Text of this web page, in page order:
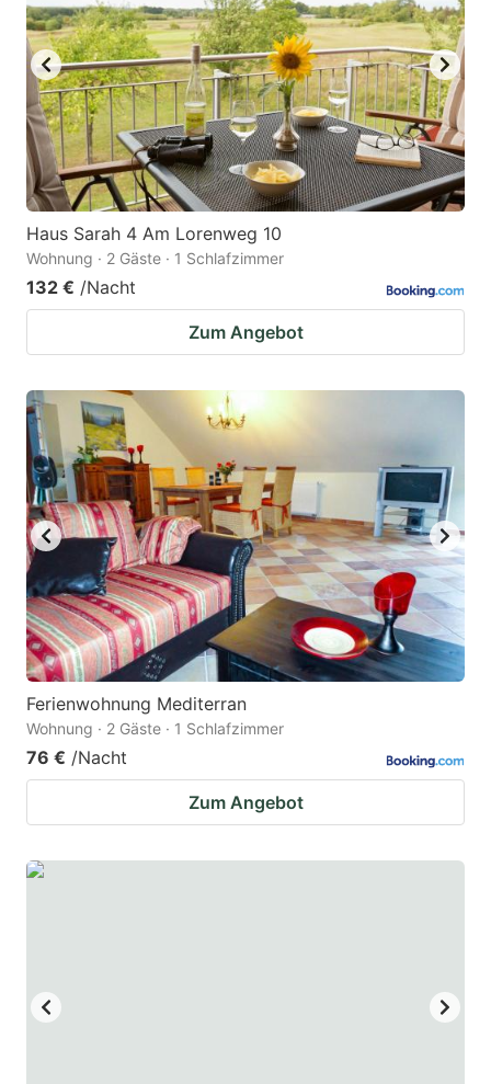
Haus Sarah 4 Am Lorenweg 10
Wohnung · 2 Gäste · 1 Schlafzimmer
132 € /Nacht
Zum Angebot
Ferienwohnung Mediterran
Wohnung · 2 Gäste · 1 Schlafzimmer
76 € /Nacht
Zum Angebot